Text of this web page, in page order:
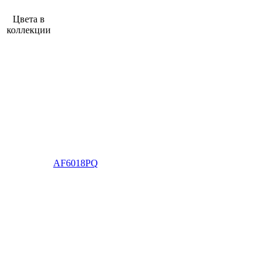
Цвета в
коллекции
AF6018PQ